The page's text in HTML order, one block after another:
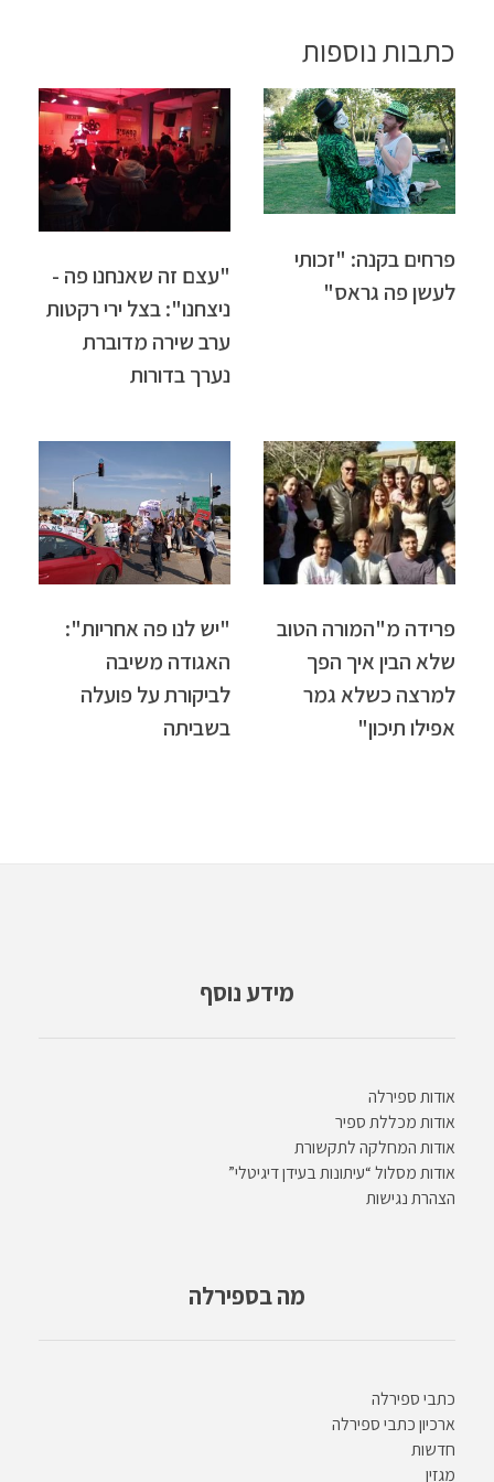
כתבות נוספות
פרחים בקנה: "זכותי
לעשן פה גראס"
"עצם זה שאנחנו פה -
ניצחנו": בצל ירי רקטות
ערב שירה מדוברת
נערך בדורות
פרידה מ"המורה הטוב
שלא הבין איך הפך
למרצה כשלא גמר
אפילו תיכון"
"יש לנו פה אחריות":
האגודה משיבה
לביקורת על פועלה
בשביתה
מידע נוסף
אודות ספירלה
אודות מכללת ספיר
אודות המחלקה לתקשורת
אודות מסלול “עיתונות בעידן דיגיטלי”
הצהרת נגישות
מה בספירלה
כתבי ספירלה
ארכיון כתבי ספירלה
חדשות
מגזין